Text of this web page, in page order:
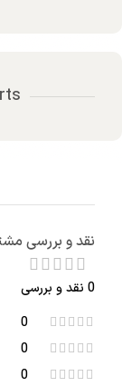
نقد و بررسی
0 نقد و بررسی
0
0
0